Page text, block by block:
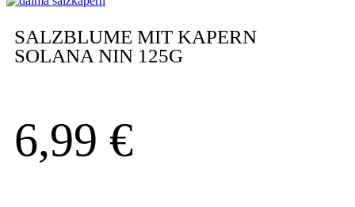
SALZBLUME MIT KAPERN
SOLANA NIN 125G
6,99 €